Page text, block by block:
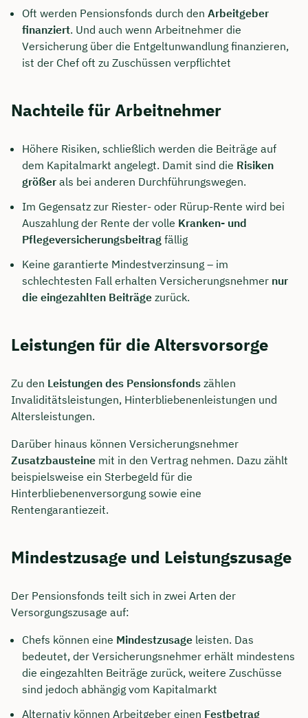
Oft werden Pensionsfonds durch den Arbeitgeber
finanziert. Und auch wenn Arbeitnehmer die
Versicherung über die Entgeltunwandlung finanzieren,
ist der Chef oft zu Zuschüssen verpflichtet
Nachteile für Arbeitnehmer
Höhere Risiken, schließlich werden die Beiträge auf
dem Kapitalmarkt angelegt. Damit sind die Risiken
größer als bei anderen Durchführungswegen.
Im Gegensatz zur Riester- oder Rürup-Rente wird bei
Auszahlung der Rente der volle Kranken- und
Pflegeversicherungsbeitrag fällig
Keine garantierte Mindestverzinsung – im
schlechtesten Fall erhalten Versicherungsnehmer nur
die eingezahlten Beiträge zurück.
Leistungen für die Altersvorsorge
Zu den Leistungen des Pensionsfonds zählen
Invaliditätsleistungen, Hinterbliebenenleistungen und
Altersleistungen.
Darüber hinaus können Versicherungsnehmer
Zusatzbausteine mit in den Vertrag nehmen. Dazu zählt
beispielsweise ein Sterbegeld für die
Hinterbliebenenversorgung sowie eine
Rentengarantiezeit.
Mindestzusage und Leistungszusage
Der Pensionsfonds teilt sich in zwei Arten der
Versorgungszusage auf:
Chefs können eine Mindestzusage leisten. Das
bedeutet, der Versicherungsnehmer erhält mindestens
die eingezahlten Beiträge zurück, weitere Zuschüsse
sind jedoch abhängig vom Kapitalmarkt
Alternativ können Arbeitgeber einen Festbetrag
Beratungsgespräch mit
Tobias Niendieck sichern 🤝
Wir beraten dich Montag bis Freitag von 8 bis